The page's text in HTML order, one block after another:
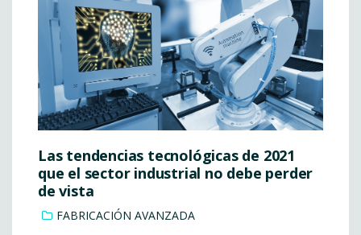
Las tendencias tecnológicas de 2021
que el sector industrial no debe perder
de vista
FABRICACIÓN AVANZADA